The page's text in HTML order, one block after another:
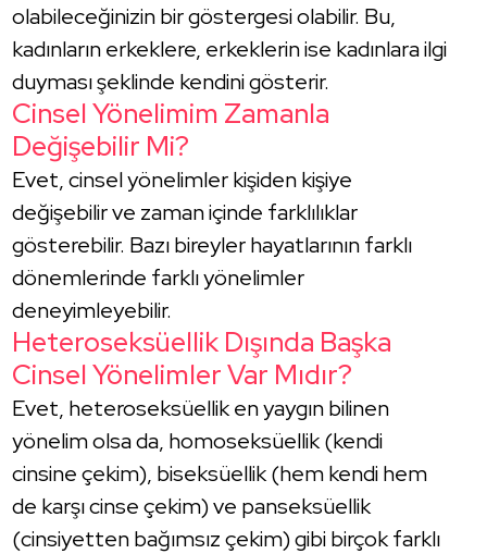
olabileceğinizin bir göstergesi olabilir. Bu,
kadınların erkeklere, erkeklerin ise kadınlara ilgi
duyması şeklinde kendini gösterir.
Cinsel Yönelimim Zamanla
Değişebilir Mi?
Evet, cinsel yönelimler kişiden kişiye
değişebilir ve zaman içinde farklılıklar
gösterebilir. Bazı bireyler hayatlarının farklı
dönemlerinde farklı yönelimler
deneyimleyebilir.
Heteroseksüellik Dışında Başka
Cinsel Yönelimler Var Mıdır?
Evet, heteroseksüellik en yaygın bilinen
yönelim olsa da, homoseksüellik (kendi
cinsine çekim), biseksüellik (hem kendi hem
de karşı cinse çekim) ve panseksüellik
(cinsiyetten bağımsız çekim) gibi birçok farklı